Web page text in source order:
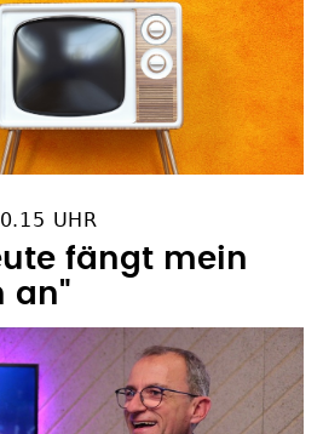
UHR
fängt mein
an"